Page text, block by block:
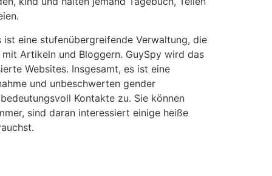
eine stufenübergreifende Verwaltung, die
Artikeln und Bloggern. GuySpy wird das
Websites. Insgesamt, es ist eine
und unbeschwerten gender
Kontakte zu. Sie können
sind daran interessiert einige heiße